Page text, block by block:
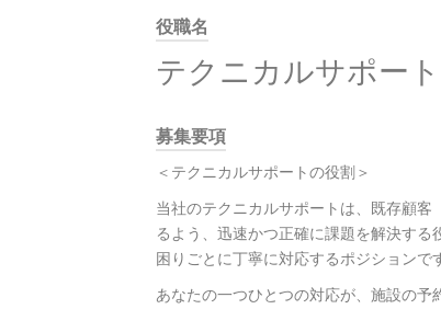
役職名
テクニカルサポート
募集要項
＜テクニカルサポートの役割＞
当社のテクニカルサポートは、既存顧
るよう、迅速かつ正確に課題を解決す
困りごとに丁寧に対応するポジションで
あなたの一つひとつの対応が、施設の